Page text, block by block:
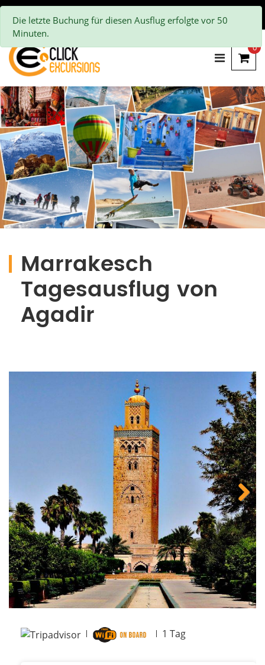
0
Marrakesch
Tagesausflug von
Agadir
Next
1 Tag
Die letzte Buchung für diesen Ausflug erfolgte vor 50
Minuten.